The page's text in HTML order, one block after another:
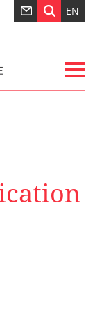
EN